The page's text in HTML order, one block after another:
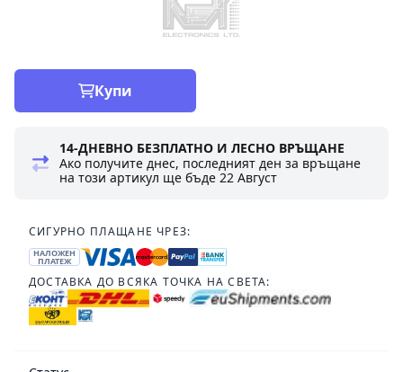
Купи
14-ДНЕВНО БЕЗПЛАТНО И ЛЕСНО ВРЪЩАНЕ
Ако получите днес, последният ден за връщане
на този артикул ще бъде22 Август
СИГУРНО ПЛАЩАНЕ ЧРЕЗ:
НАЛОЖЕН
ПЛАТЕЖ
ДОСТАВКА ДО ВСЯКА ТОЧКА НА СВЕТА: